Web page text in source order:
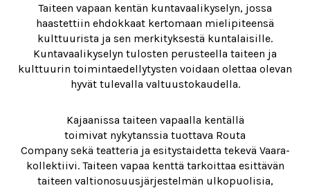
Taiteen vapaan kentän kuntavaalikyselyn, jossa
haastettiin ehdokkaat kertomaan mielipiteensä
kulttuurista ja sen merkityksestä kuntalaisille.
Kuntavaalikyselyn tulosten perusteella taiteen ja
kulttuurin toimintaedellytysten voidaan olettaa olevan
hyvät tulevalla valtuustokaudella.
Kajaanissa taiteen vapaalla kentällä
toimivat nykytanssia tuottava Routa
Company sekä teatteria ja esitystaidetta tekevä Vaara-
kollektiivi. Taiteen vapaa kenttä tarkoittaa esittävän
taiteen valtionosuusjärjestelmän ulkopuolisia,